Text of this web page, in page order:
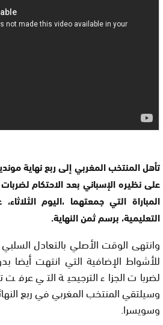
المباراة التي جمعتهما ،اليوم
التعليمية، برسم ثمن النهاية.
وانتهى الوقت الأصلي بالتعادل
للأشواط الإضافية التي انتهت أيضا
لضربات الجزاء الترجيحية التي
وسيلتقي المنتخب المغربي في ربع
وسويسرا.